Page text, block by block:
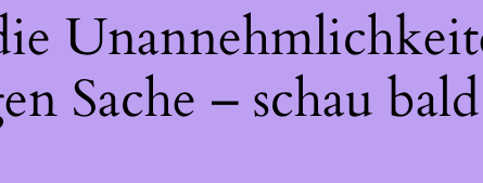
Sache – schau